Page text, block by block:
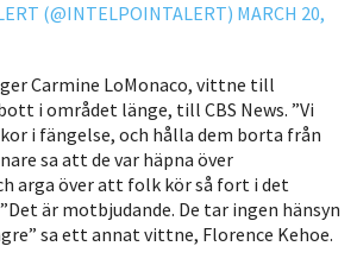
(@INTELPOINTALERT) MARCH 20,
Carmine LoMonaco, vittne till
i området länge, till CBS News. ”Vi
i fängelse, och hålla dem borta från
sa att de var häpna över
arga över att folk kör så fort i det
är motbjudande. De tar ingen hänsyn
sa ett annat vittne, Florence Kehoe.